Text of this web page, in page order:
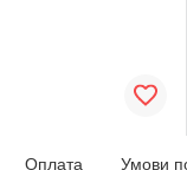
Оплата Умови